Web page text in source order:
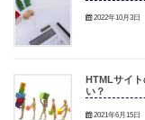
2022年10月3日
HTMLサイ
い？
2021年6月15日